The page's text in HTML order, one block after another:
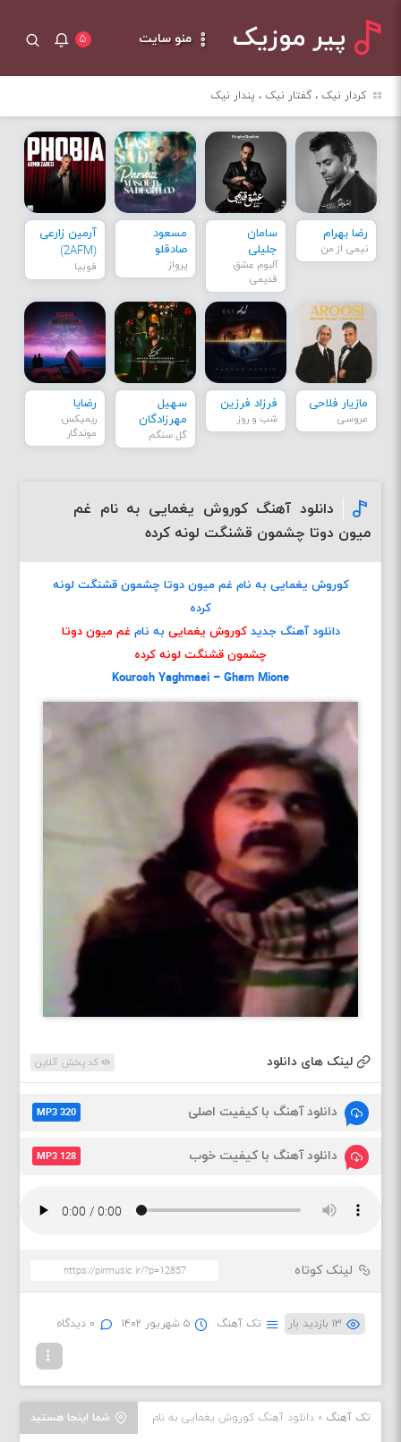
پیر موزیک منو سایت ۵
کردار نیک ، گفتار نیک ، پندار نیک
رضا بهرام
نیمی از من
سامان
جلیلی
آلبوم عشق
قدیمی
مسعود
صادقلو
پرواز
آرمین زارعی
(2AFM)
فوبیا
مازیار فلاحی
عروسی
فرزاد فرزین
شب و روز
سهیل
مهرزادگان
گل سنگم
رضایا
ریمیکس
موندگار
دانلود آهنگ کوروش یغمایی به نام غم
میون دوتا چشمون قشنگت لونه کرده
کوروش یغمایی به نام غم میون دوتا چشمون قشنگت لونه
کرده
دانلود آهنگ جدید کوروش یغمایی به نام غم میون دوتا
چشمون قشنگت لونه کرده
Kourosh Yaghmaei – Gham Mione
لینک های دانلود کد پخش آنلاین
دانلود آهنگ با کیفیت اصلی MP3 320
دانلود آهنگ با کیفیت خوب MP3 128
لینک کوتاه
۱۳ بازدید بار تک آهنگ ۵ شهریور ۱۴۰۲ ۰ دیدگاه
شما اینجا هستید تک آهنگ »دانلود آهنگ کوروش یغمایی به نام